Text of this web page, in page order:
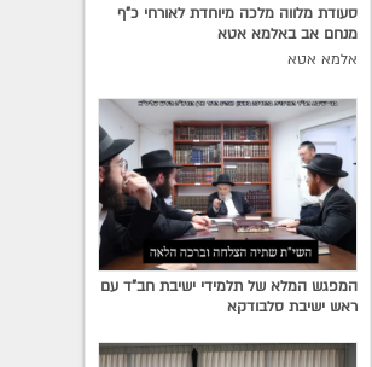
סעודת מלווה מלכה מיוחדת לאורחי כ"ף
מנחם אב באלמא אטא
אלמא אטא
המפגש המלא של תלמידי ישיבת חב"ד עם
ראש ישיבת סלבודקא